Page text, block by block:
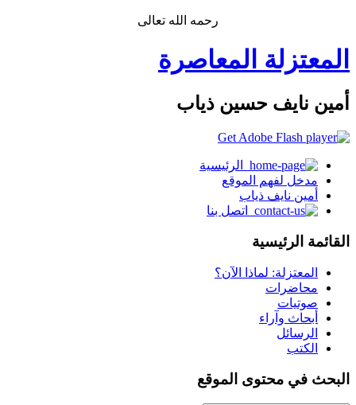
رحمه الله تعالى
المعتزلة المعاصرة
أمين نايف حسين ذياب
الرئيسية
مدخل لفهم الموقع
أمين نايف ذياب
اتصل بنا
القائمة الرئيسية
المعتزلة: لماذا الآن؟
محاضرات
صوتيات
أبحاث وآراء
الرسائل
الكتب
البحث في محتوى الموقع